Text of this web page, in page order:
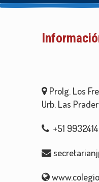
Prolg. Los
Urb. Las
+51